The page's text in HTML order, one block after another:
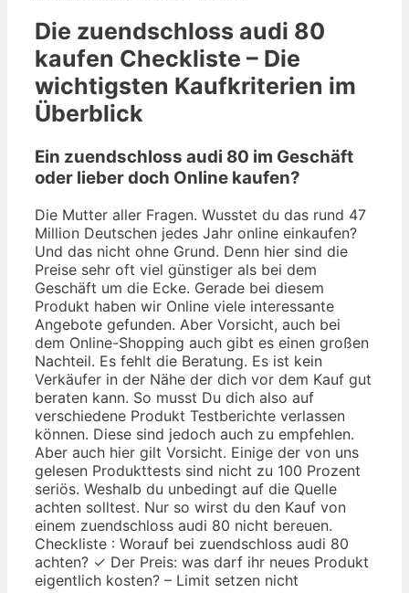
Die zuendschloss audi 80
kaufen Checkliste – Die
wichtigsten Kaufkriterien im
Überblick
Ein zuendschloss audi 80 im Geschäft
oder lieber doch Online kaufen?
Die Mutter aller Fragen. Wusstet du das rund 47
Million Deutschen jedes Jahr online einkaufen?
Und das nicht ohne Grund. Denn hier sind die
Preise sehr oft viel günstiger als bei dem
Geschäft um die Ecke. Gerade bei diesem
Produkt haben wir Online viele interessante
Angebote gefunden. Aber Vorsicht, auch bei
dem Online-Shopping auch gibt es einen großen
Nachteil. Es fehlt die Beratung. Es ist kein
Verkäufer in der Nähe der dich vor dem Kauf gut
beraten kann. So musst Du dich also auf
verschiedene Produkt Testberichte verlassen
können. Diese sind jedoch auch zu empfehlen.
Aber auch hier gilt Vorsicht. Einige der von uns
gelesen Produkttests sind nicht zu 100 Prozent
seriös. Weshalb du unbedingt auf die Quelle
achten solltest. Nur so wirst du den Kauf von
einem zuendschloss audi 80 nicht bereuen.
Checkliste : Worauf bei zuendschloss audi 80
achten? ✓ Der Preis: was darf ihr neues Produkt
eigentlich kosten? – Limit setzen nicht